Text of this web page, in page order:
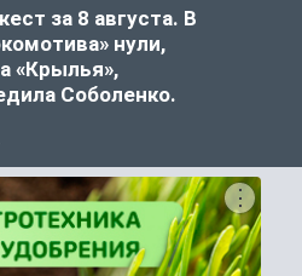
за 8 августа. В
нули,
«Крылья»,
Соболенко.